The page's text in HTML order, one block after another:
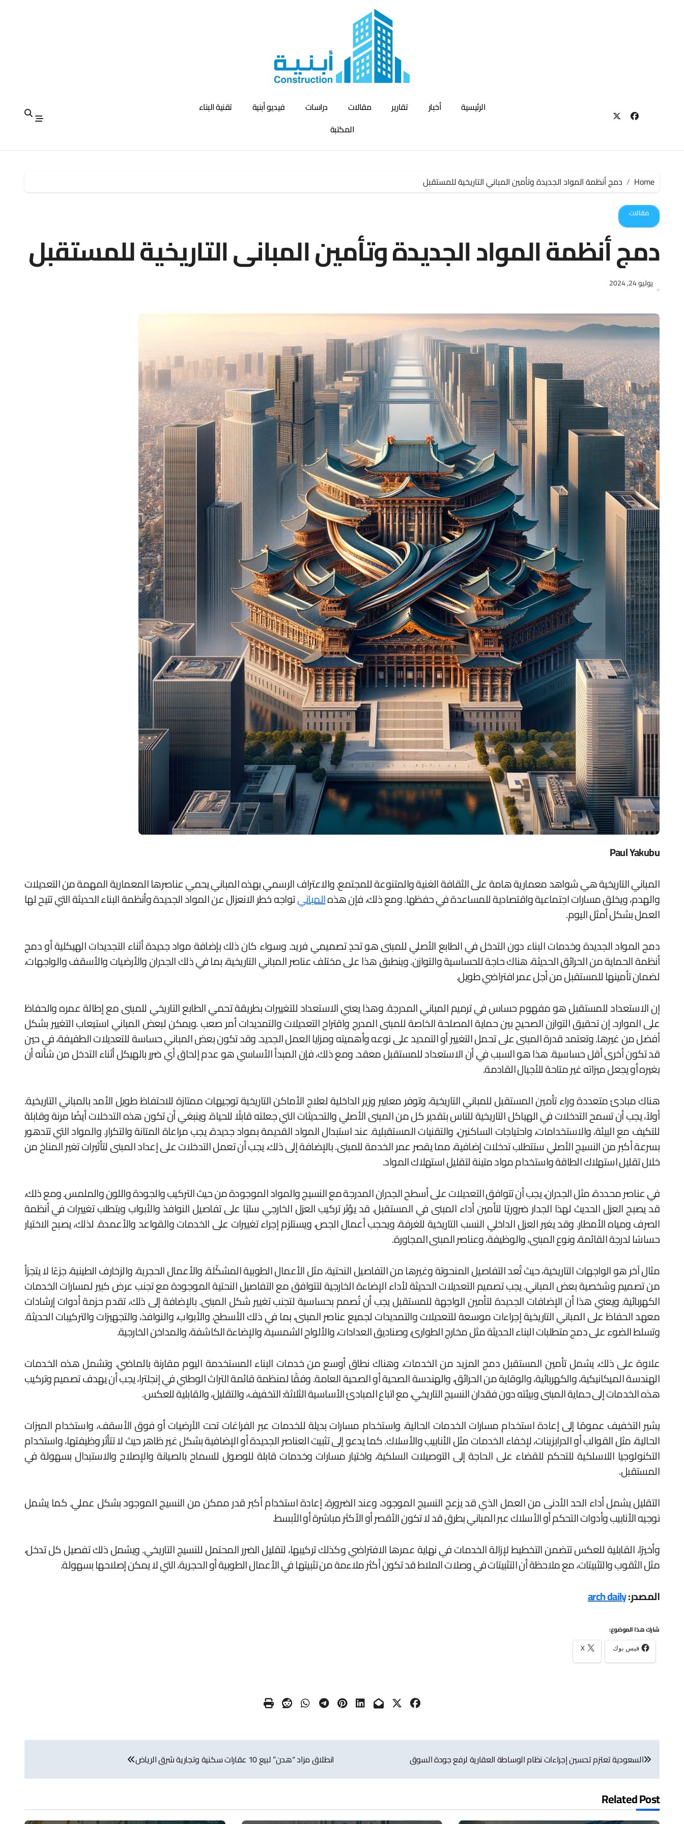
الرئيسية أخبار تقارير مقالات دراسات فيديو أبنية
تقنية البناء
المكتبة
Home دمج أنظمة المواد الجديدة وتأمين المباني التاريخية للمستقبل
مقالات
دمج أنظمة المواد الجديدة وتأمين المباني التاريخية للمستقبل
يوليو 24, 2024
Paul Yakubu
المباني التاريخية هي شواهد معمارية هامة على الثقافة الغنية والمتنوعة للمجتمع. والاعتراف الرسمي بهذه المباني يحمي عناصرها المعمارية المهمة من التعديلات
والهدم، ويخلق مسارات اجتماعية واقتصادية للمساعدة في حفظها. ومع ذلك، فإن هذهالمبانيتواجه خطر الانعزال عن المواد الجديدة وأنظمة البناء الحديثة التي تتيح لها
العمل بشكل أمثل اليوم.
دمج المواد الجديدة وخدمات البناء دون التدخل في الطابع الأصلي للمبنى هو تحدٍ تصميمي فريد. وسواء كان ذلك بإضافة مواد جديدة أثناء التجديدات الهيكلية أو دمج
أنظمة الحماية من الحرائق الحديثة، هناك حاجة للحساسية والتوازن. وينطبق هذا على مختلف عناصر المباني التاريخية، بما في ذلك الجدران والأرضيات والأسقف والواجهات،
لضمان تأمينها للمستقبل من أجل عمر افتراضي طويل.
إن الاستعداد للمستقبل هو مفهوم حساس في ترميم المباني المدرجة. وهذا يعني الاستعداد للتغييرات بطريقة تحمي الطابع التاريخي للمبنى مع إطالة عمره والحفاظ
على الموارد. إن تحقيق التوازن الصحيح بين حماية المصلحة الخاصة للمبنى المدرج واقتراح التعديلات والتمديدات أمر صعب .ويمكن لبعض المباني استيعاب التغيير بشكل
أفضل من غيرها. وتعتمد قدرة المبنى على تحمل التغيير أو التمديد على نوعه وأهميته ومزايا العمل الجديد. وقد تكون بعض المباني حساسة للتعديلات الطفيفة، في حين
قد تكون أخرى أقل حساسية. هذا هو السبب في أن الاستعداد للمستقبل معقد. ومع ذلك، فإن المبدأ الأساسي هو عدم إلحاق أي ضرر بالهيكل أثناء التدخل من شأنه أن
يغيره أو يجعل ميزاته غير متاحة للأجيال القادمة.
هناك مبادئ متعددة وراء تأمين المستقبل للمباني التاريخية، وتوفر معايير وزير الداخلية لعلاج الأماكن التاريخية توجيهات ممتازة للاحتفاظ طويل الأمد بالمباني التاريخية.
أولاً، يجب أن تسمح التدخلات في الهياكل التاريخية للناس بتقدير كل من المبنى الأصلي والتحديثات التي جعلته قابلًا للحياة. وينبغي أن تكون هذه التدخلات أيضًا مرنة وقابلة
للتكيف مع البيئة، والاستخدامات، واحتياجات الساكنين، والتقنيات المستقبلية. عند استبدال المواد القديمة بمواد جديدة، يجب مراعاة المتانة والتكرار. والمواد التي تتدهور
بسرعة أكبر من النسيج الأصلي ستتطلب تدخلات إضافية، مما يقصر عمر الخدمة للمبنى. بالإضافة إلى ذلك، يجب أن تعمل التدخلات على إعداد المبنى لتأثيرات تغير المناخ من
خلال تقليل استهلاك الطاقة واستخدام مواد متينة لتقليل استهلاك المواد.
في عناصر محددة، مثل الجدران، يجب أن تتوافق التعديلات على أسطح الجدران المدرجة مع النسيج والمواد الموجودة من حيث التركيب والجودة واللون والملمس. ومع ذلك،
قد يصبح العزل الحديث لهذا الجدار ضروريًا لتأمين أداء المبنى في المستقبل. قد يؤثر تركيب العزل الخارجي سلبًا على تفاصيل النوافذ والأبواب ويتطلب تغييرات في أنظمة
الصرف ومياه الأمطار. وقد يغير العزل الداخلي النسب التاريخية للغرفة، ويحجب أعمال الجص، ويستلزم إجراء تغييرات على الخدمات والقواعد والأعمدة. لذلك، يصبح الاختيار
حساسًا لدرجة القائمة، ونوع المبنى، والوظيفة، وعناصر المبنى المجاورة.
مثال آخر هو الواجهات التاريخية، حيث تُعد التفاصيل المنحوتة وغيرها من التفاصيل النحتية، مثل الأعمال الطوبية المشكّلة، والأعمال الحجرية، والزخارف الطينية، جزءًا لا يتجزأ
من تصميم وشخصية بعض المباني. يجب تصميم التعديلات الحديثة لأداء الإضاءة الخارجية لتتوافق مع التفاصيل النحتية الموجودة مع تجنب عرض كبير لمسارات الخدمات
الكهربائية. ويعني هذا أن الإضافات الجديدة لتأمين الواجهة للمستقبل يجب أن تُصمم بحساسية لتجنب تغيير شكل المبنى. بالإضافة إلى ذلك، تقدم حزمة أدوات إرشادات
معهد الحفاظ على المباني التاريخية إجراءات موسعة للتعديلات والتمديدات لجميع عناصر المبنى، بما في ذلك الأسطح، والأبواب، والنوافذ، والتجهيزات والتركيبات الحديثة.
وتسلط الضوء على دمج متطلبات البناء الحديثة مثل مخارج الطوارئ، وصناديق العدادات، والألواح الشمسية، والإضاءة الكاشفة، والمداخن الخارجية.
علاوة على ذلك، يشمل تأمين المستقبل دمج المزيد من الخدمات، وهناك نطاق أوسع من خدمات البناء المستخدمة اليوم مقارنة بالماضي. وتشمل هذه الخدمات
الهندسة الميكانيكية، والكهربائية، والوقاية من الحرائق، والهندسة الصحية أو الصحية العامة. وفقًا لمنظمة قائمة التراث الوطني في إنجلترا، يجب أن يهدف تصميم وتركيب
هذه الخدمات إلى حماية المبنى وبيئته دون فقدان النسيج التاريخي، مع اتباع المبادئ الأساسية الثلاثة: التخفيف، والتقليل، والقابلية للعكس.
يشير التخفيف عمومًا إلى إعادة استخدام مسارات الخدمات الحالية، واستخدام مسارات بديلة للخدمات عبر الفراغات تحت الأرضيات أو فوق الأسقف، واستخدام الميزات
الحالية، مثل القوالب أو الدرابزينات، لإخفاء الخدمات مثل الأنابيب والأسلاك. كما يدعو إلى تثبيت العناصر الجديدة أو الإضافية بشكل غير ظاهر حيث لا تتأثر وظيفتها، واستخدام
التكنولوجيا اللاسلكية للتحكم للقضاء على الحاجة إلى التوصيلات السلكية، واختيار مسارات وخدمات قابلة للوصول للسماح بالصيانة والإصلاح والاستبدال بسهولة في
المستقبل.
التقليل يشمل أداء الحد الأدنى من العمل الذي قد يزعج النسيج الموجود، وعند الضرورة، إعادة استخدام أكبر قدر ممكن من النسيج الموجود بشكل عملي. كما يشمل
توجيه الأنابيب وأدوات التحكم أو الأسلاك عبر المباني بطرق قد لا تكون الأقصر أو الأكثر مباشرة أو الأبسط.
وأخيرًا، القابلية للعكس تتضمن التخطيط لإزالة الخدمات في نهاية عمرها الافتراضي وكذلك تركيبها، لتقليل الضرر المحتمل للنسيج التاريخي. ويشمل ذلك تفصيل كل تدخل،
مثل الثقوب والتثبيتات، مع ملاحظة أن التثبيتات في وصلات الملاط قد تكون أكثر ملاءمة من تثبيتها في الأعمال الطوبية أو الحجرية، التي لا يمكن إصلاحها بسهولة.
المصدر:arch daily
شارك هذا الموضوع:
فيس بوك X
تصفّح
المقالات
السعودية تعتزم تحسين إجراءات نظام الوساطة العقارية لرفع جودة السوق انطلاق مزاد “هدن” لبيع 10 عقارات سكنية وتجارية شرق الرياض
Related Post